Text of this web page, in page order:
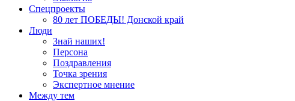
Спецпроекты
80 лет ПОБЕДЫ! Донской край
Люди
Знай наших!
Персона
Поздравления
Точка зрения
Экспертное мнение
Между тем